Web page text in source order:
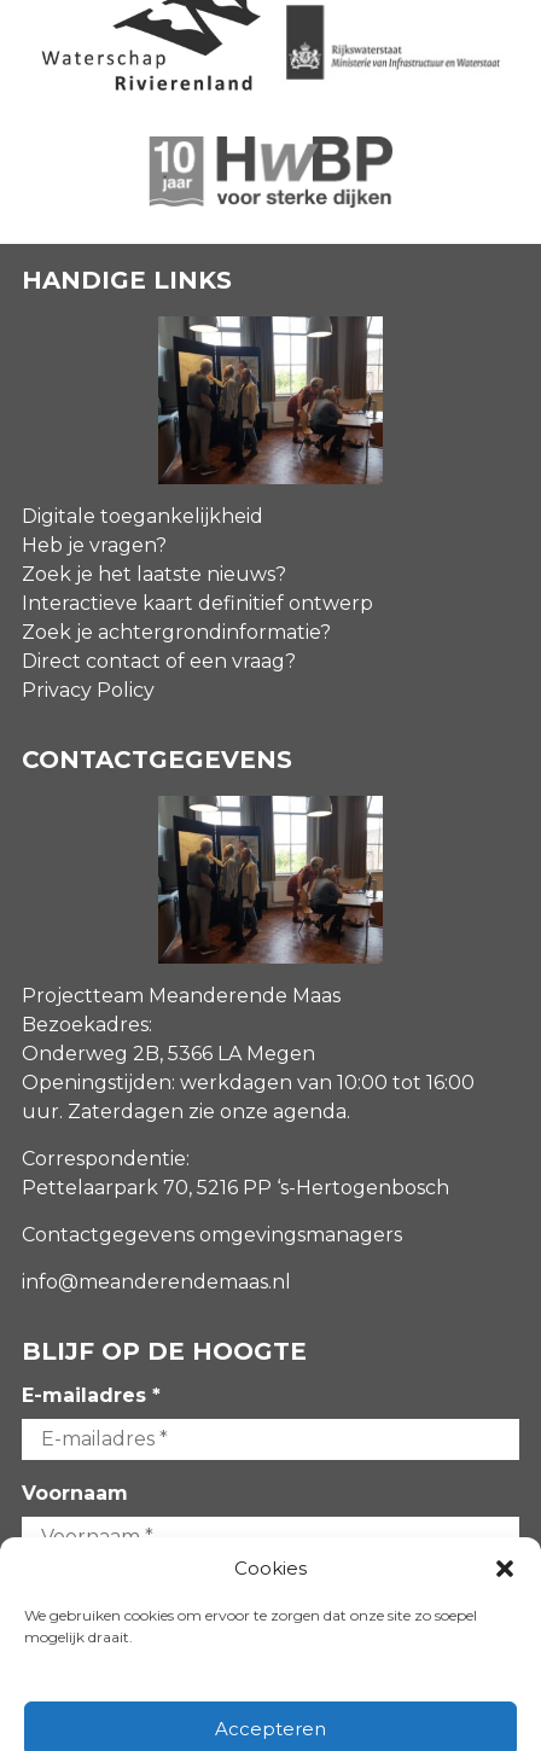
Cookies
We gebruiken cookies om ervoor te zorgen dat onze site zo soepel
mogelijk draait.
Accepteren
HANDIGE LINKS
Digitale toegankelijkheid
Heb je vragen?
Zoek je het laatste nieuws?
Interactieve kaart definitief ontwerp
Zoek je achtergrondinformatie?
Direct contact of een vraag?
Privacy Policy
CONTACTGEGEVENS
Projectteam Meanderende Maas
Bezoekadres:
Onderweg 2B, 5366 LA Megen
Openingstijden: werkdagen van 10:00 tot 16:00
uur. Zaterdagen zie onze agenda.
Correspondentie:
Pettelaarpark 70, 5216 PP ‘s-Hertogenbosch
Contactgegevens omgevingsmanagers
info@meanderendemaas.nl
BLIJF OP DE HOOGTE
E-mailadres *
Voornaam